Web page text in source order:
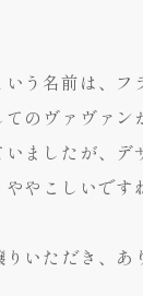
う名前は、
のヴァヴァ
ましたが、
やこしいです
いただき、あ